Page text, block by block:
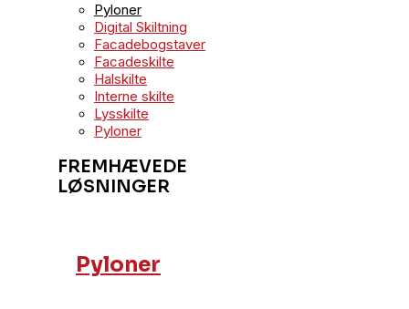
Pyloner
Digital Skiltning
Facadebogstaver
Facadeskilte
Halskilte
Interne skilte
Lysskilte
Pyloner
FREMHÆVEDE
LØSNINGER
Pyloner